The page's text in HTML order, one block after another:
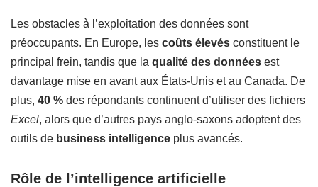
Les obstacles à l’exploitation des données sont
préoccupants. En Europe, les coûts élevés constituent le
principal frein, tandis que la qualité des données est
davantage mise en avant aux États-Unis et au Canada. De
plus, 40 % des répondants continuent d’utiliser des fichiers
Excel, alors que d’autres pays anglo-saxons adoptent des
outils de business intelligence plus avancés.
Rôle de l’intelligence artificielle